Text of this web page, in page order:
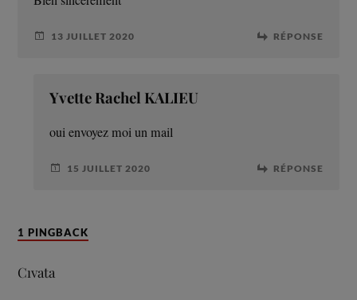
13 JUILLET 2020 RÉPONSE
Yvette Rachel KALIEU
oui envoyez moi un mail
15 JUILLET 2020 RÉPONSE
1 PINGBACK
Cıvata